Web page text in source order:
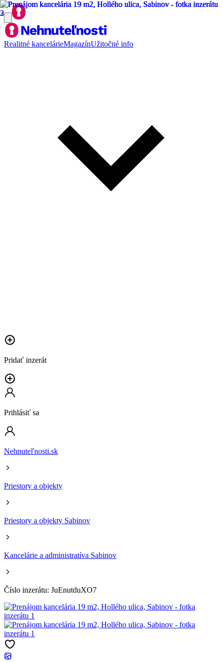
Realitné kancelárieMagazínUžitočné info
Pridať inzerát
Prihlásiť sa
Nehnuteľnosti.sk
Priestory a objekty
Priestory a objekty Sabinov
Kancelárie a administratíva Sabinov
Číslo inzerátu: JuEnutduXO7